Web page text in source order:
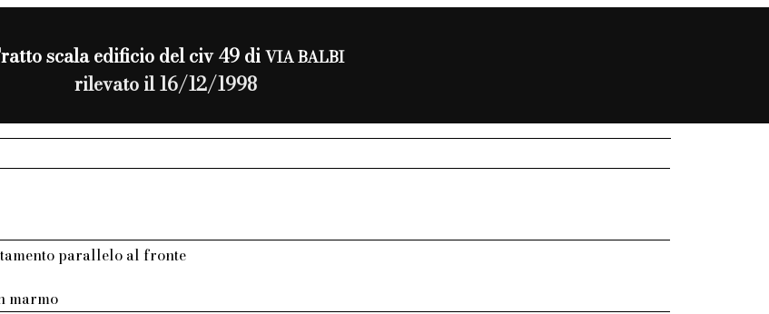
scala edificio del civ 49 diVIA BALBI
rilevato il 16/12/1998
parallelo al fronte
marmo